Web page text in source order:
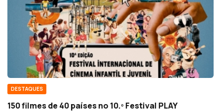
DESTAQUES
150 filmes de 40 países no 10.º Festival PLAY